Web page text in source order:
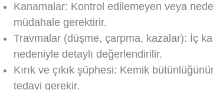
Kanamalar: Kontrol edilemeyen veya
müdahale gerektirir.
Travmalar (düşme, çarpma, kazalar): İç
nedeniyle detaylı değerlendirilir.
Kırık ve çıkık şüphesi: Kemik
tedavi gerekir.